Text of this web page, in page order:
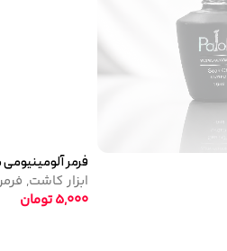
فرمر آلومینیومی
ابزار کاشت ,فرمر
تومان